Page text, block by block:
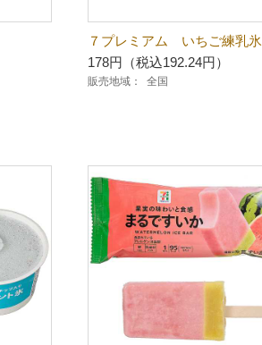
７プレミアム いちご練乳氷
178円（税込192.24円）
販売地域： 全国